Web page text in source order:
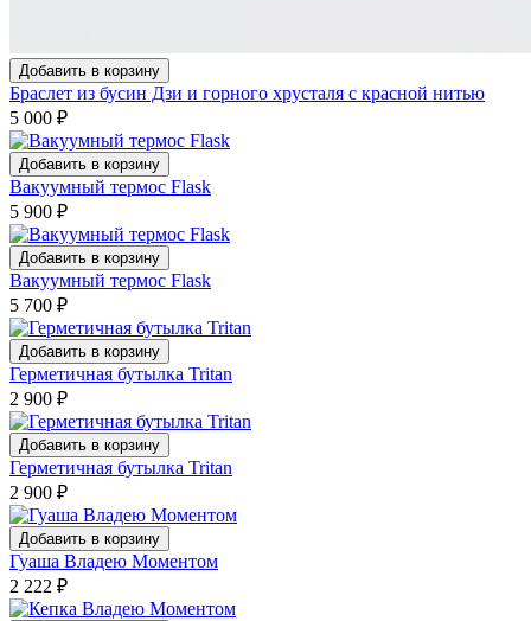
Добавить в корзину
Браслет из бусин Дзи и горного хрусталя с красной нитью
5 000 ₽
Добавить в корзину
Вакуумный термос Flask
5 900 ₽
Добавить в корзину
Вакуумный термос Flask
5 700 ₽
Добавить в корзину
Герметичная бутылка Tritan
2 900 ₽
Добавить в корзину
Герметичная бутылка Tritan
2 900 ₽
Добавить в корзину
Гуаша Владею Моментом
2 222 ₽